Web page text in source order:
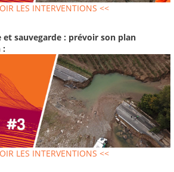
LES INTERVENTIONS <<
et sauvegarde : prévoir son plan
:
LES INTERVENTIONS <<